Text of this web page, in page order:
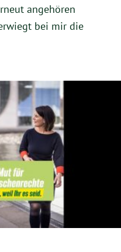
angehören
bei mir die